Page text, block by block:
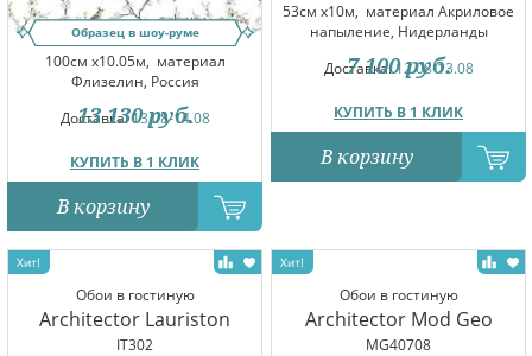
Образец в шоу-руме
100см x10.05м, материал
Флизелин, Россия
Доставка:13.08-14.08
КУПИТЬ В 1 КЛИК
13 130 руб.
В корзину
53см x10м, материал Акриловое
напыление, Нидерланды
Доставка:12.08-13.08
КУПИТЬ В 1 КЛИК
7 100 руб.
В корзину
Обои в гостиную
Architector Lauriston
IT302
Обои в гостиную
Architector Mod Geo
MG40708